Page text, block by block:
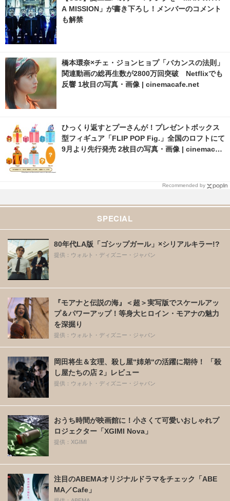
A MISSION」が書き下ろし！メンバーのコメント
も解禁
橋本環奈×チェ・ジョンヒョプ「バカンスの法則」
関連動画の総再生数が2800万回突破 Netflixでも
反響 1枚目の写真・画像 | cinemacafe.net
ひっくり返すとプーさんが！プレゼントボックス
型フィギュア「FLIP POP Fig.」全国のロフトにて
9月より先行発売 2枚目の写真・画像 | cinemacaf
Recommended by
SPECIAL
80年代LA版「ゴシップガール」×シリアルキラー!?
提供：ウォルト・ディズニー・ジャパン
『モアナと伝説の海』＜超＞実写版でスケールアッ
プ＆パワーアップ！等身大ヒロイン・モアナの魅力
を深掘り
提供：ウォルト・ディズニー・ジャパン
岡田将生＆玄理、殺し屋“姉弟“の活躍に期待！ 「殺
し屋たちの店 2」レビュー
提供：ウォルト・ディズニー・ジャパン
おうち時間が映画館に！小さくて可愛いおしゃれプ
ロジェクター「XGIMI Nova」
提供：XGIMI
注目のABEMAオリジナルドラマをチェック「ABE
MA／Cafe」